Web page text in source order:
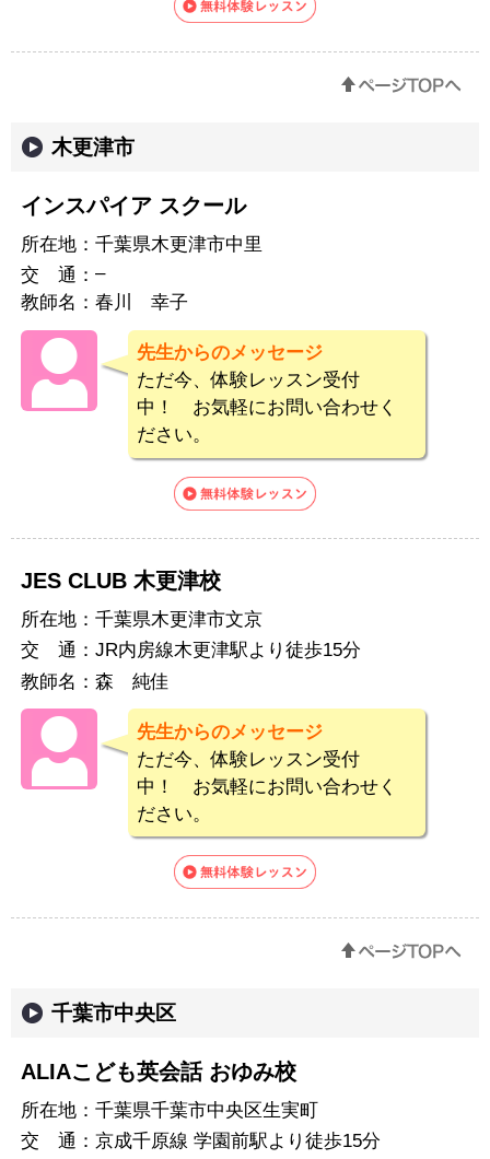
木更津市
インスパイア スクール
所在地： 千葉県木更津市中里
交 通： –
教師名： 春川 幸子
先生からのメッセージ
ただ今、体験レッスン受付
中！ お気軽にお問い合わせく
ださい。
JES CLUB 木更津校
所在地： 千葉県木更津市文京
交 通： JR内房線木更津駅より徒歩15分
教師名： 森 純佳
先生からのメッセージ
ただ今、体験レッスン受付
中！ お気軽にお問い合わせく
ださい。
千葉市中央区
ALIAこども英会話 おゆみ校
所在地： 千葉県千葉市中央区生実町
交 通： 京成千原線 学園前駅より徒歩15分